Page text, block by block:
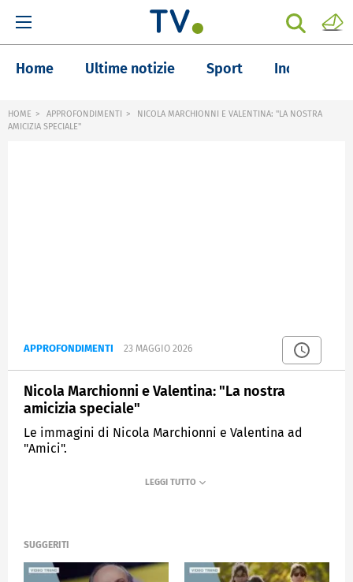
Home Ultime notizie Sport Inchieste
HOME APPROFONDIMENTI
NICOLA MARCHIONNI E VALENTINA: "LA NOSTRA
AMICIZIA SPECIALE"
APPROFONDIMENTI 23 MAGGIO 2026
Nicola Marchionni e Valentina: "La nostra
amicizia speciale"
Le immagini di Nicola Marchionni e Valentina ad
"Amici".
VERISSIMO
SUGGERITI